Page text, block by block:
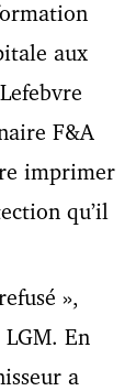
aux
F&A
imprimer
qu’il
»,
En
a